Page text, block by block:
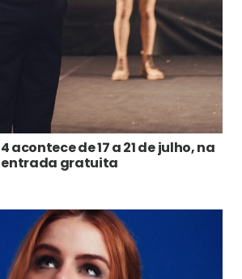
acontece de 17 a 21 de julho, na
entrada gratuita